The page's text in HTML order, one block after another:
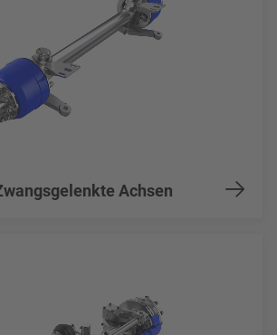
Achsen